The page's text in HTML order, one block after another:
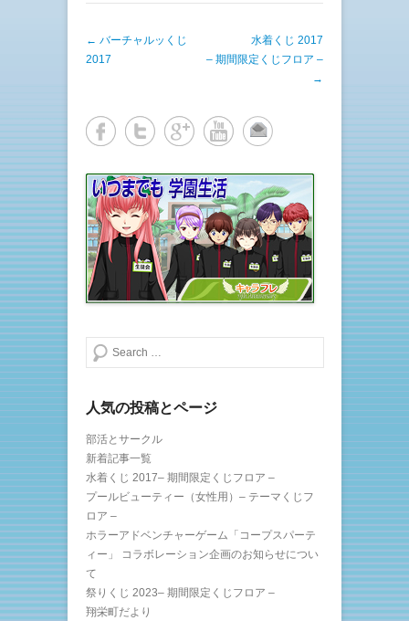
w
t
新
し
い
ン
ド
ウ
で
開
き
ま
す
k
有
ッ
ク
し
だ
さ
い
(
新
し
い
ウ
ィ
ン
ド
ウ
で
ま
投稿ナビゲーション
← バーチャルッくじ
2017
水着くじ 2017
– 期間限定くじフロア –
→
検索する
人気の投稿とページ
部活とサークル
新着記事一覧
水着くじ 2017– 期間限定くじフロア –
プールビューティー（女性用）– テーマくじフ
ロア –
ホラーアドベンチャーゲーム「コープスパーテ
ィー」 コラボレーション企画のお知らせについ
て
祭りくじ 2023– 期間限定くじフロア –
翔栄町だより